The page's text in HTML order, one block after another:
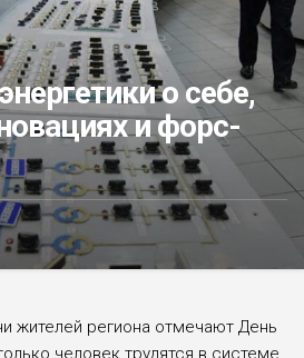
о себе,
и форс-
жителей региона отмечают День
человек трудятся в системе